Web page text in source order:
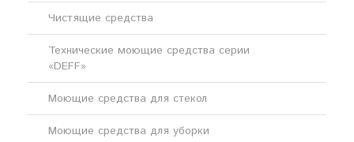
Щелочные моющие средства
Чистящие средства
Технические моющие средства серии
«DEFF»
Моющие средства для стекол
Моющие средства для уборки